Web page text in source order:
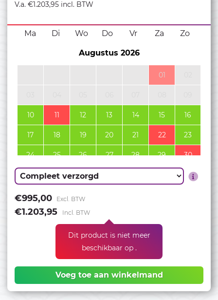
V.a. €1.203,95 incl. BTW
Ma Di Wo Do Vr Za Zo
Augustus 2026
01
10 11 12 13 14 15 16
17 18 19 20 21 22 23
24 25 26 27 28 29 30
31
September 2026
03
09 10 11
15 16 17 18 19
22 23 24 25 26
€995,00 Excl. BTW
€1.203,95 Incl. BTW
Dit product is niet meer
beschikbaar op .
Voeg toe aan winkelmand